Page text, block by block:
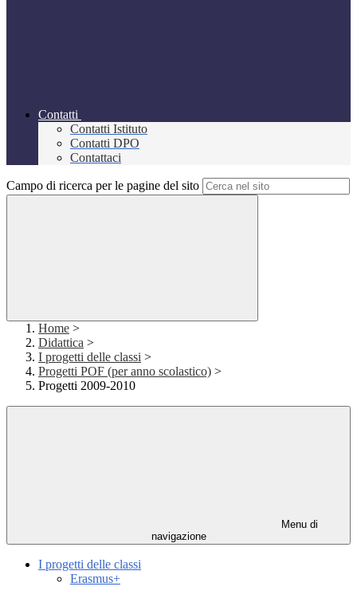
Contatti
Contatti Istituto
Contatti DPO
Contattaci
Campo di ricerca per le pagine del sito
Home >
Didattica >
I progetti delle classi >
Progetti POF (per anno scolastico) >
Progetti 2009-2010
Menu di
navigazione
I progetti delle classi
Erasmus+